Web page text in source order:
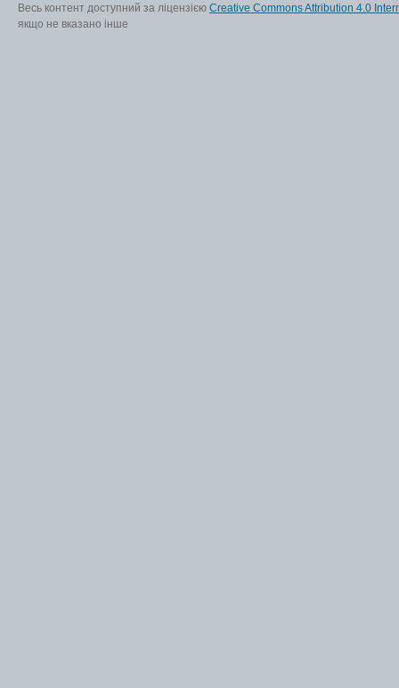
Весь контент доступний за ліцензією Creative Commons Attribution 4.0
якщо не вказано інше